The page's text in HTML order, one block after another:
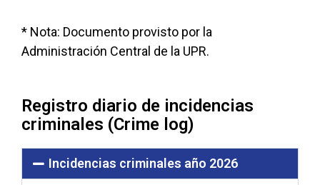
* Nota: Documento provisto por la
Administración Central de la UPR.
Registro diario de incidencias
criminales (Crime log)
Incidencias criminales año 2026